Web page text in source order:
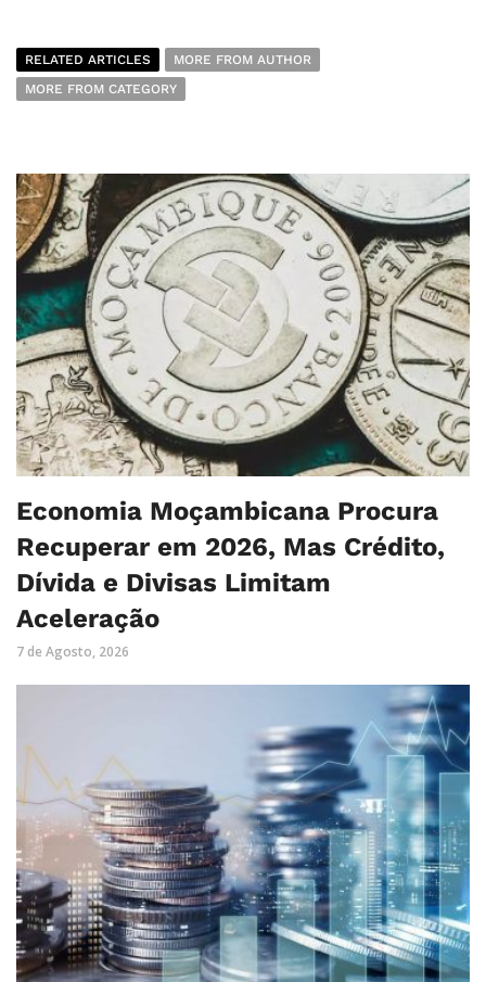
RELATED ARTICLES
MORE FROM AUTHOR
MORE FROM CATEGORY
Economia Moçambicana Procura
Recuperar em 2026, Mas Crédito,
Dívida e Divisas Limitam
Aceleração
7 de Agosto, 2026